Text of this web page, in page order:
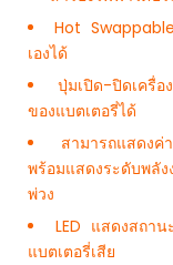
Hot
เองได้
ปุ่มเปิด-ปิดเครื่อ
ของแบตเตอรี่ได้
สามารถแสดง
พร้อมแสดงระดับพลั
พ่วง
LED แสดงสถา
แบตเตอรี่เสีย